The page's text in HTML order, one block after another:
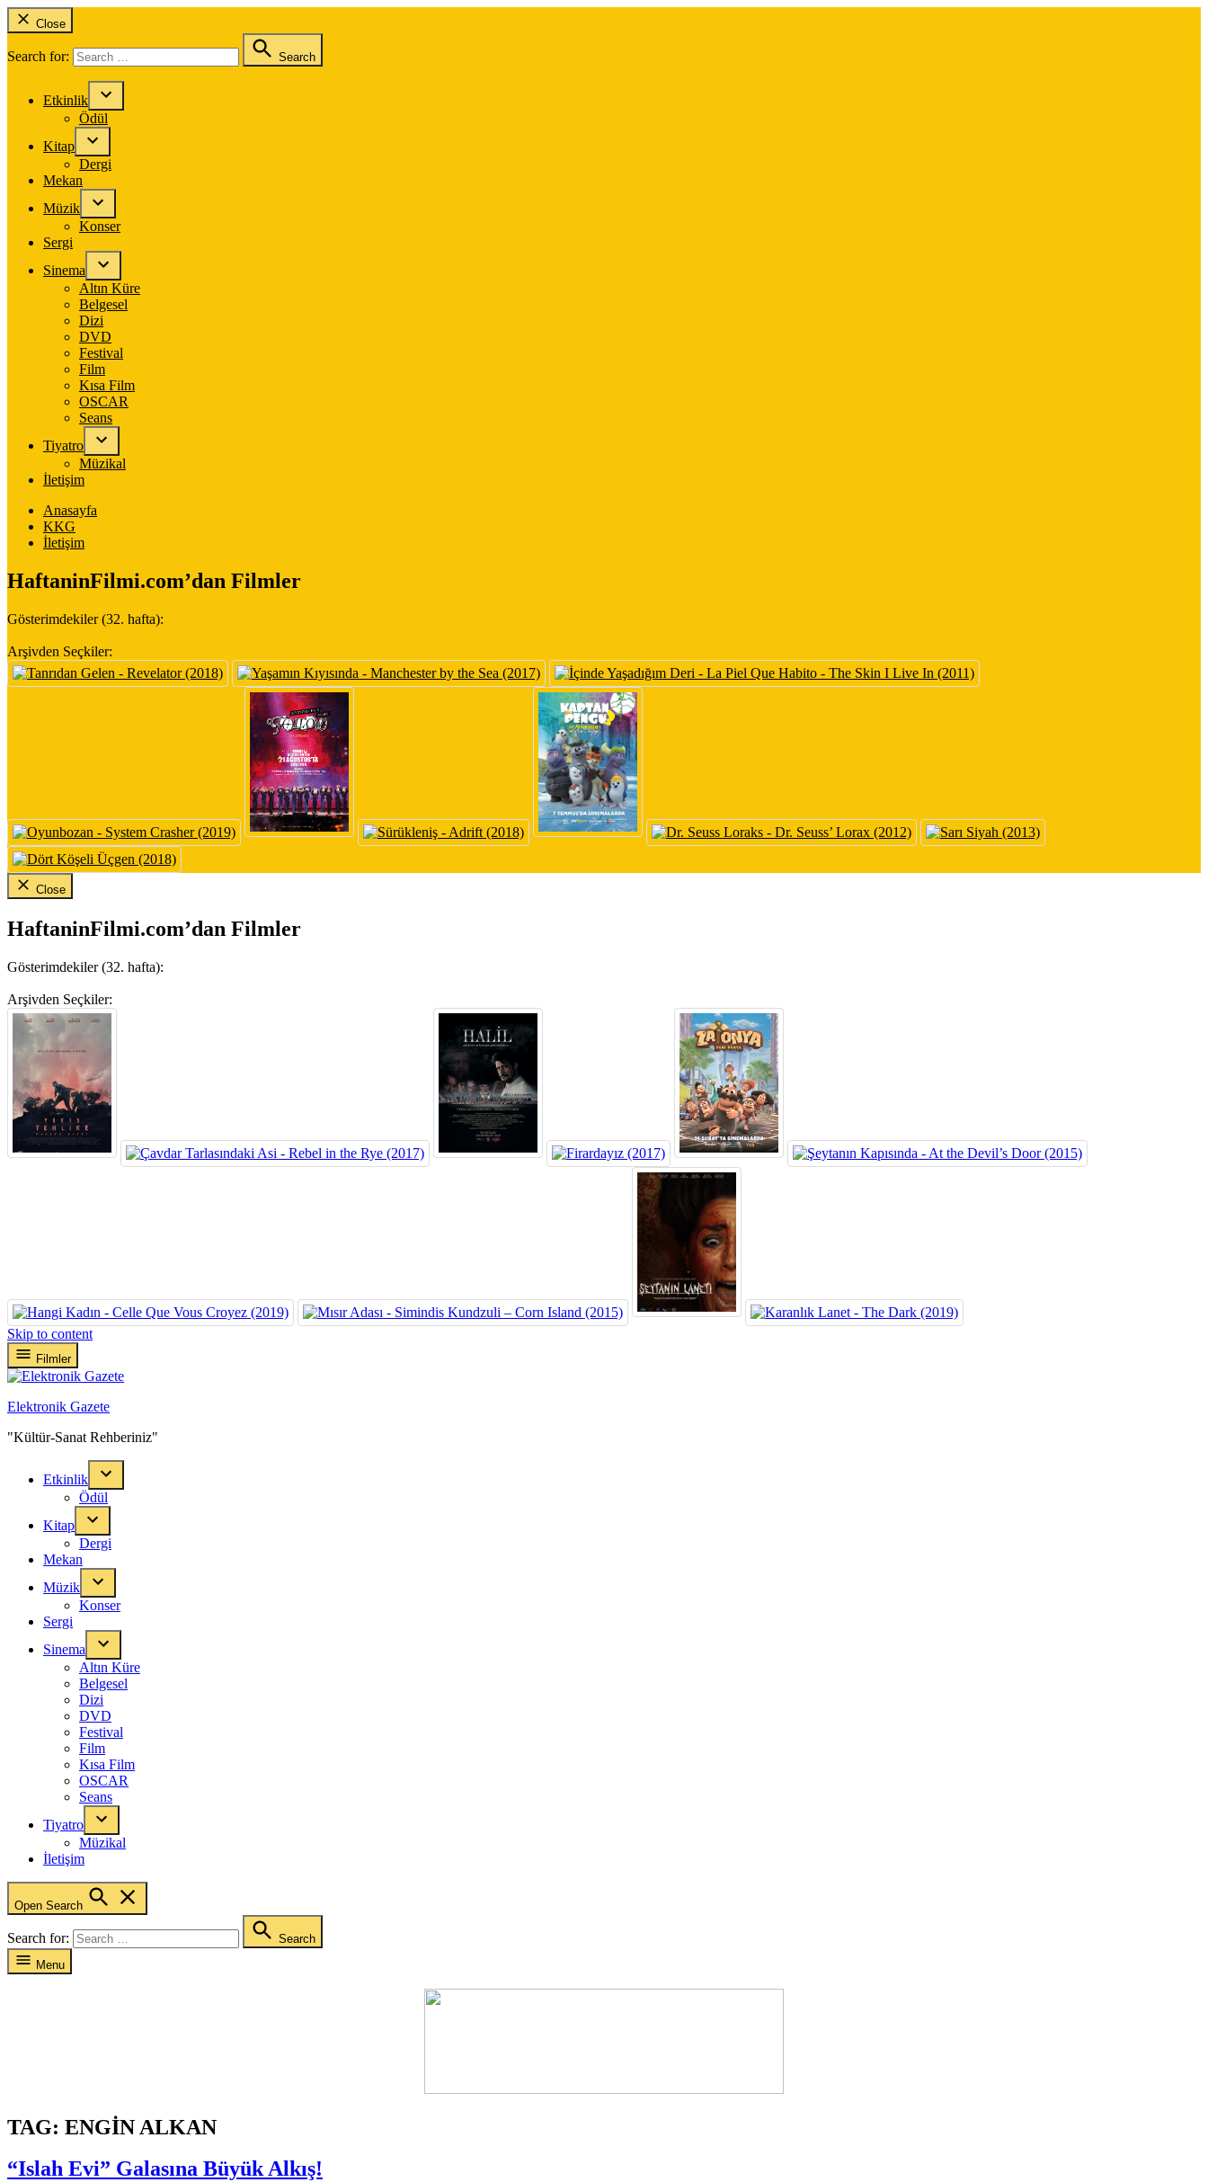
Close
Search for: Search
Etkinlik
Ödül
Kitap
Dergi
Mekan
Müzik
Konser
Sergi
Sinema
Altın Küre
Belgesel
Dizi
DVD
Festival
Film
Kısa Film
OSCAR
Seans
Tiyatro
Müzikal
İletişim
Anasayfa
KKG
İletişim
HaftaninFilmi.com’dan Filmler
Gösterimdekiler (32. hafta):
Arşivden Seçkiler:
Close
HaftaninFilmi.com’dan Filmler
Gösterimdekiler (32. hafta):
Arşivden Seçkiler:
Skip to content
Filmler
Elektronik Gazete
"Kültür-Sanat Rehberiniz"
Etkinlik
Ödül
Kitap
Dergi
Mekan
Müzik
Konser
Sergi
Sinema
Altın Küre
Belgesel
Dizi
DVD
Festival
Film
Kısa Film
OSCAR
Seans
Tiyatro
Müzikal
İletişim
Open Search
Search for:
Search
Menu
TAG: ENGIN ALKAN
“Islah Evi” Galasına Büyük Alkış!